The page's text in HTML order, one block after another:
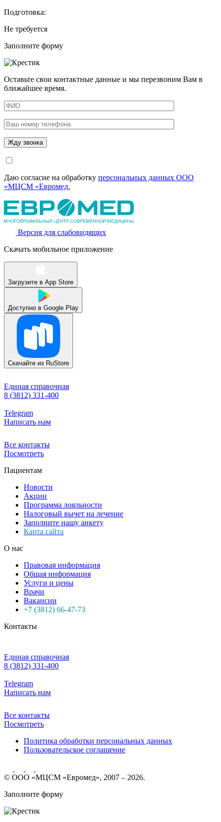
Подготовка:
Не требуется
Заполните форму
Оставьте свои контактные данные и мы перезвоним Вам в
ближайшее время.
Даю согласие на обработку персональных данных ООО
«МЦСМ «Евромед.
Версия для слабовидящих
Скачать мобильное приложение
Загрузите в App Store
Доступно в Google Play
Скачайте из RuStore
Единая справочная
8 (3812) 331-400
Telegram
Написать нам
Все контакты
Посмотреть
Пациентам
Новости
Акции
Программа лояльности
Налоговый вычет на лечение
Заполните нашу анкету
Карта сайта
О нас
Правовая информация
Общая информация
Услуги и цены
Врачи
Вакансии
+7 (3812) 66-47-73
Контакты
Единая справочная
8 (3812) 331-400
Telegram
Написать нам
Все контакты
Посмотреть
Политика обработки персональных данных
Пользовательское соглашение
© ООО «МЦСМ «Евромед», 2007 – 2026.
Заполните форму